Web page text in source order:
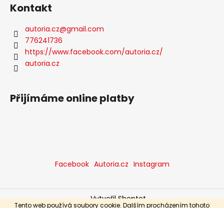
Tento web používá soubory cookie. Dalším procházením tohoto
Kontakt
autoria.cz@gmail.com
776241736
https://www.facebook.com/autoria.cz/
autoria.cz
Přijímáme online platby
Facebook Autoria.cz Instagram
Vytvořil Shoptet